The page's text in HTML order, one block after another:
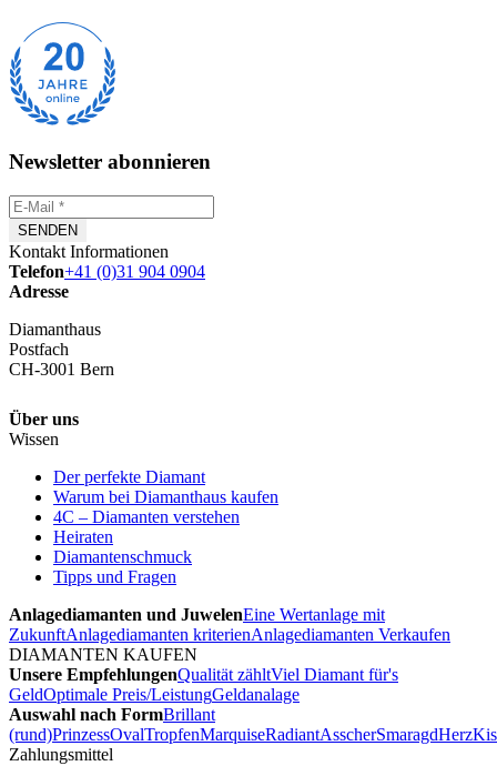
Newsletter abonnieren
Kontakt Informationen
Telefon+41 (0)31 904 0904
Adresse
Diamanthaus
Postfach
CH-3001 Bern
Über uns
Wissen
Der perfekte Diamant
Warum bei Diamanthaus kaufen
4C – Diamanten verstehen
Heiraten
Diamantenschmuck
Tipps und Fragen
Anlagediamanten und JuwelenEine Wertanlage mit
ZukunftAnlagediamanten kriterienAnlagediamanten Verkaufen
DIAMANTEN KAUFEN
Unsere EmpfehlungenQualität zähltViel Diamant für's
GeldOptimale Preis/LeistungGeldanalage
Auswahl nach FormBrillant
(rund)PrinzessOvalTropfenMarquiseRadiantAsscherSmaragdHerz
Zahlungsmittel